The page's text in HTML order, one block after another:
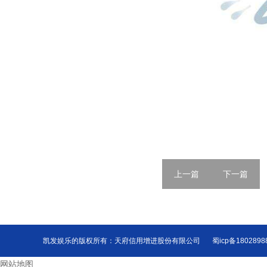
上一篇 下一篇
凯发娱乐的版权所有：天府信用增进股份有限公司 蜀icp备
网站地图